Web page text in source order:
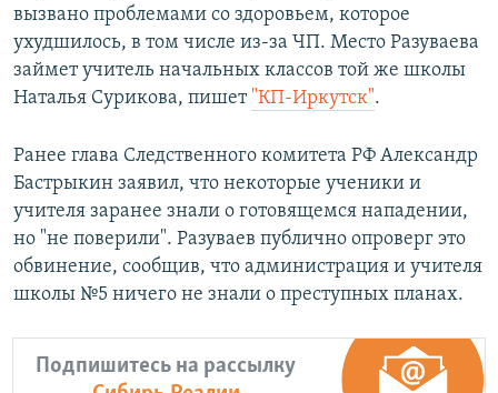
вызвано проблемами со здоровьем, которое
ухудшилось, в том числе из-за ЧП. Место Разуваева
займет учитель начальных классов той же школы
Наталья Сурикова, пишет "КП-Иркутск".
Ранее глава Следственного комитета РФ Александр
Бастрыкин заявил, что некоторые ученики и
учителя заранее знали о готовящемся нападении,
но "не поверили". Разуваев публично опроверг это
обвинение, сообщив, что администрация и учителя
школы №5 ничего не знали о преступных планах.
Подпишитесь на рассылку